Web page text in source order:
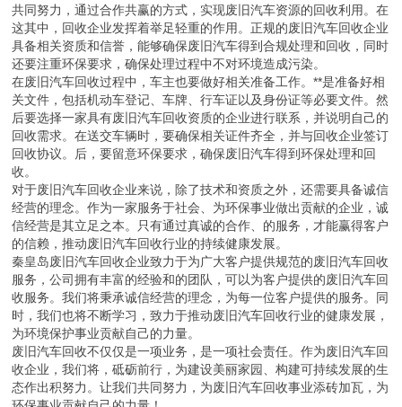
共同努力，通过合作共赢的方式，实现废旧汽车资源的回收利用。在
这其中，回收企业发挥着举足轻重的作用。正规的废旧汽车回收企业
具备相关资质和信誉，能够确保废旧汽车得到合规处理和回收，同时
还要注重环保要求，确保处理过程中不对环境造成污染。
在废旧汽车回收过程中，车主也要做好相关准备工作。**是准备好相
关文件，包括机动车登记、车牌、行车证以及身份证等必要文件。然
后要选择一家具有废旧汽车回收资质的企业进行联系，并说明自己的
回收需求。在送交车辆时，要确保相关证件齐全，并与回收企业签订
回收协议。后，要留意环保要求，确保废旧汽车得到环保处理和回
收。
对于废旧汽车回收企业来说，除了技术和资质之外，还需要具备诚信
经营的理念。作为一家服务于社会、为环保事业做出贡献的企业，诚
信经营是其立足之本。只有通过真诚的合作、的服务，才能赢得客户
的信赖，推动废旧汽车回收行业的持续健康发展。
秦皇岛废旧汽车回收企业致力于为广大客户提供规范的废旧汽车回收
服务，公司拥有丰富的经验和的团队，可以为客户提供的废旧汽车回
收服务。我们将秉承诚信经营的理念，为每一位客户提供的服务。同
时，我们也将不断学习，致力于推动废旧汽车回收行业的健康发展，
为环境保护事业贡献自己的力量。
废旧汽车回收不仅仅是一项业务，是一项社会责任。作为废旧汽车回
收企业，我们将，砥砺前行，为建设美丽家园、构建可持续发展的生
态作出积努力。让我们共同努力，为废旧汽车回收事业添砖加瓦，为